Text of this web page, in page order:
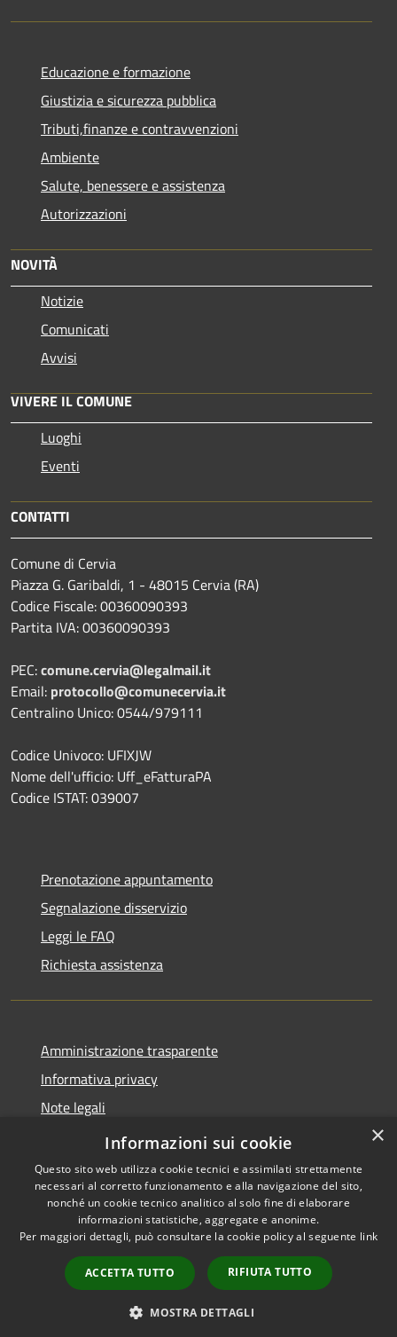
Educazione e formazione
Giustizia e sicurezza pubblica
Tributi,finanze e contravvenzioni
Ambiente
Salute, benessere e assistenza
Autorizzazioni
NOVITÀ
Notizie
Comunicati
Avvisi
VIVERE IL COMUNE
Luoghi
Eventi
CONTATTI
Comune di Cervia
Piazza G. Garibaldi, 1 - 48015 Cervia (RA)
Codice Fiscale: 00360090393
Partita IVA: 00360090393
PEC:comune.cervia@legalmail.it
Email: protocollo@comunecervia.it
Centralino Unico: 0544/979111
Codice Univoco: UFIXJW
Nome dell'ufficio: Uff_eFatturaPA
Codice ISTAT: 039007
Prenotazione appuntamento
Segnalazione disservizio
Leggi le FAQ
Richiesta assistenza
Amministrazione trasparente
Informativa privacy
Note legali
Dichiarazione di accessibilità
Accessibilità
Copyright © 2026 • Comune di
Cervia • Powered by
Municipium•
Accesso
redazione
×
Informazioni sui cookie
Questo sito web utilizza cookie tecnici e assimilati strettamente
necessari al corretto funzionamento e alla navigazione del sito,
nonché un cookie tecnico analitico al solo fine di elaborare
informazioni statistiche, aggregate e anonime.
Per maggiori dettagli, può consultare la cookie policy al seguente link
ACCETTA TUTTO RIFIUTA TUTTO
MOSTRA DETTAGLI